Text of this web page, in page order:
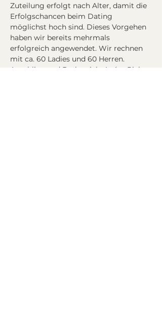
Zuteilung erfolgt nach Alter, damit die
Erfolgschancen beim Dating
möglichst hoch sind. Dieses Vorgehen
haben wir bereits mehrmals
erfolgreich angewendet. Wir rechnen
mit ca. 60 Ladies und 60 Herren.
Anschliessend Barbetrieb, Apéro Riche